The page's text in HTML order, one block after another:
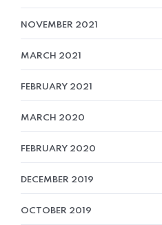
NOVEMBER 2021
MARCH 2021
FEBRUARY 2021
MARCH 2020
FEBRUARY 2020
DECEMBER 2019
OCTOBER 2019